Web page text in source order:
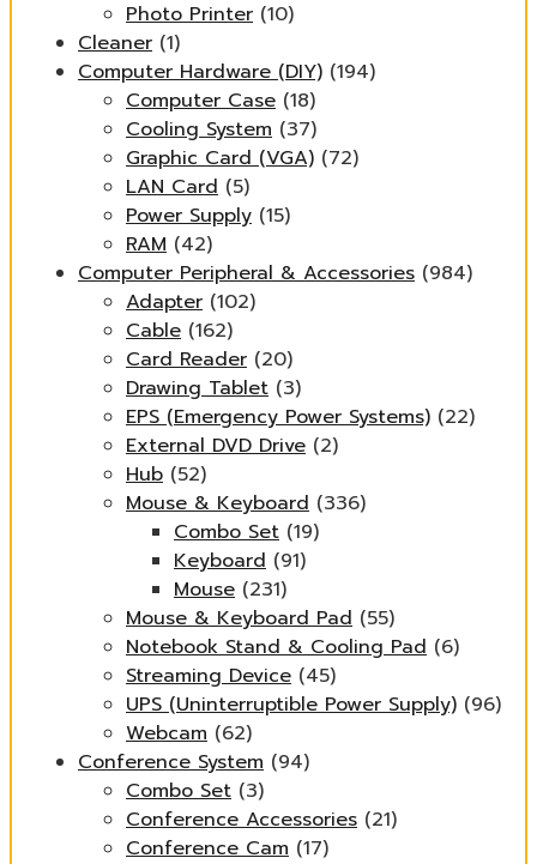
Photo Printer (10)
Cleaner (1)
Computer Hardware (DIY) (194)
Computer Case (18)
Cooling System (37)
Graphic Card (VGA) (72)
LAN Card (5)
Power Supply (15)
RAM (42)
Computer Peripheral & Accessories (984)
Adapter (102)
Cable (162)
Card Reader (20)
Drawing Tablet (3)
EPS (Emergency Power Systems) (22)
External DVD Drive (2)
Hub (52)
Mouse & Keyboard (336)
Combo Set (19)
Keyboard (91)
Mouse (231)
Mouse & Keyboard Pad (55)
Notebook Stand & Cooling Pad (6)
Streaming Device (45)
UPS (Uninterruptible Power Supply) (96)
Webcam (62)
Conference System (94)
Combo Set (3)
Conference Accessories (21)
Conference Cam (17)